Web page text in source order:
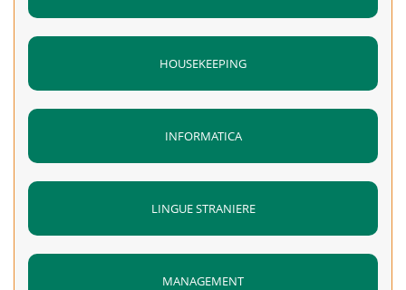
HOUSEKEEPING
INFORMATICA
LINGUE STRANIERE
MANAGEMENT